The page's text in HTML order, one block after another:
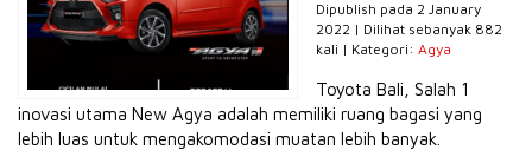
Dipublish pada 2 January
2022 | Dilihat sebanyak 882
kali | Kategori: Agya
Toyota Bali, Salah 1
inovasi utama New Agya adalah memiliki ruang bagasi yang
lebih luas untuk mengakomodasi muatan lebih banyak.